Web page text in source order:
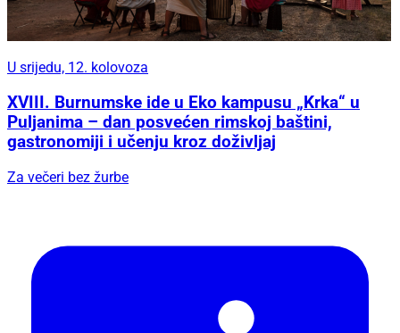
U srijedu, 12. kolovoza
XVIII. Burnumske ide u Eko kampusu „Krka“ u
Puljanima – dan posvećen rimskoj baštini,
gastronomiji i učenju kroz doživljaj
Za večeri bez žurbe